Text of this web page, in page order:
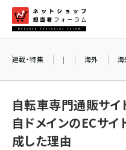
ン
ネット
amazon (2255)
連載・特集 | 海外 海
自転車専門通販サイ
自ドメインのECサイ
成した理由